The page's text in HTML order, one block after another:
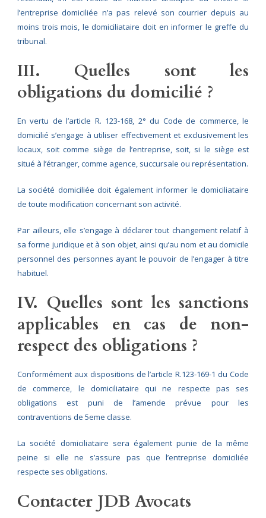
l’entreprise domiciliée n’a pas relevé son courrier depuis au
moins trois mois, le domiciliataire doit en informer le greffe du
tribunal.
III. Quelles sont les
obligations du domicilié ?
En vertu de l’article R. 123-168, 2° du Code de commerce, le
domicilié s’engage à utiliser effectivement et exclusivement les
locaux, soit comme siège de l’entreprise, soit, si le siège est
situé à l’étranger, comme agence, succursale ou représentation.
La société domiciliée doit également informer le domiciliataire
de toute modification concernant son activité.
Par ailleurs, elle s’engage à déclarer tout changement relatif à
sa forme juridique et à son objet, ainsi qu’au nom et au domicile
personnel des personnes ayant le pouvoir de l’engager à titre
habituel.
IV. Quelles sont les sanctions
applicables en cas de non-
respect des obligations ?
Conformément aux dispositions de l’article R.123-169-1 du Code
de commerce, le domiciliataire qui ne respecte pas ses
obligations est puni de l’amende prévue pour les
contraventions de 5eme classe.
La société domiciliataire sera également punie de la même
peine si elle ne s’assure pas que l’entreprise domiciliée
respecte ses obligations.
Contacter JDB Avocats